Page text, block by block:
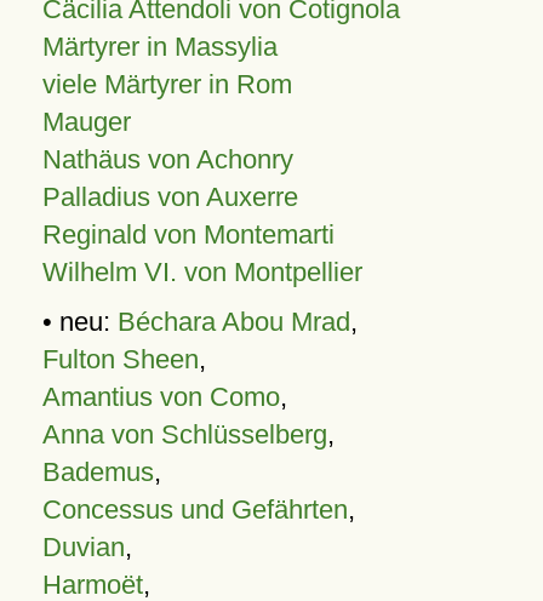
Cäcilia Attendoli von Cotignola
Märtyrer in Massylia
viele Märtyrer in Rom
Mauger
Nathäus von Achonry
Palladius von Auxerre
Reginald von Montemarti
Wilhelm VI. von Montpellier
• neu: Béchara Abou Mrad,
Fulton Sheen,
Amantius von Como,
Anna von Schlüsselberg,
Bademus,
Concessus und Gefährten,
Duvian,
Harmoët,